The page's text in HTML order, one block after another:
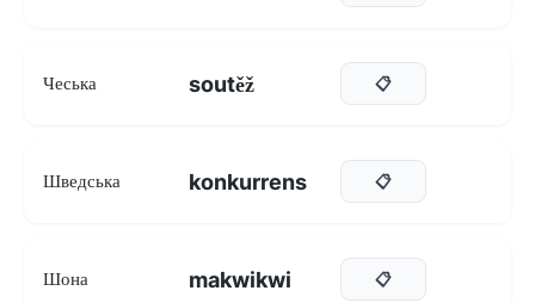
Чеська soutěž 📋
Шведська konkurrens 📋
Шона makwikwi 📋